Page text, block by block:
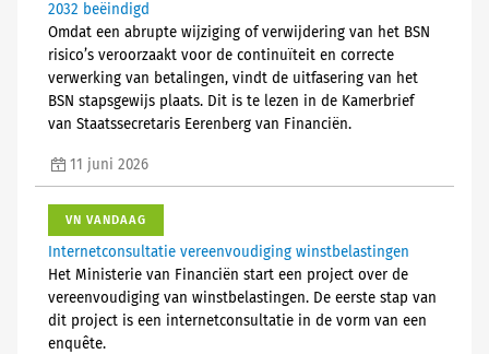
2032 beëindigd
Omdat een abrupte wijziging of verwijdering van het BSN
risico’s veroorzaakt voor de continuïteit en correcte
verwerking van betalingen, vindt de uitfasering van het
BSN stapsgewijs plaats. Dit is te lezen in de Kamerbrief
van Staatssecretaris Eerenberg van Financiën.
11 juni 2026
VN VANDAAG
Internetconsultatie vereenvoudiging winstbelastingen
Het Ministerie van Financiën start een project over de
vereenvoudiging van winstbelastingen. De eerste stap van
dit project is een internetconsultatie in de vorm van een
enquête.